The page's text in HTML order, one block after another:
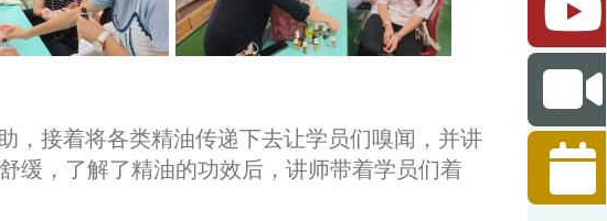
，接着将各类精油传递下去让学员们嗅闻，并讲
缓，了解了精油的功效后，讲师带着学员们着